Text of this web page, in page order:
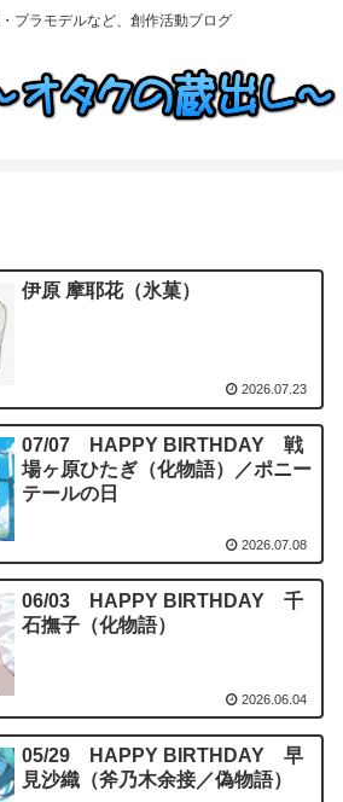
プラモデルなど、創作活動ブログ
伊原 摩耶花（氷菓）
2026.07.23
07/07 HAPPY BIRTHDAY 戦
場ヶ原ひたぎ（化物語）／ポニー
テールの日
2026.07.08
06/03 HAPPY BIRTHDAY 千
石撫子（化物語）
2026.06.04
05/29 HAPPY BIRTHDAY 早
見沙織（斧乃木余接／偽物語）